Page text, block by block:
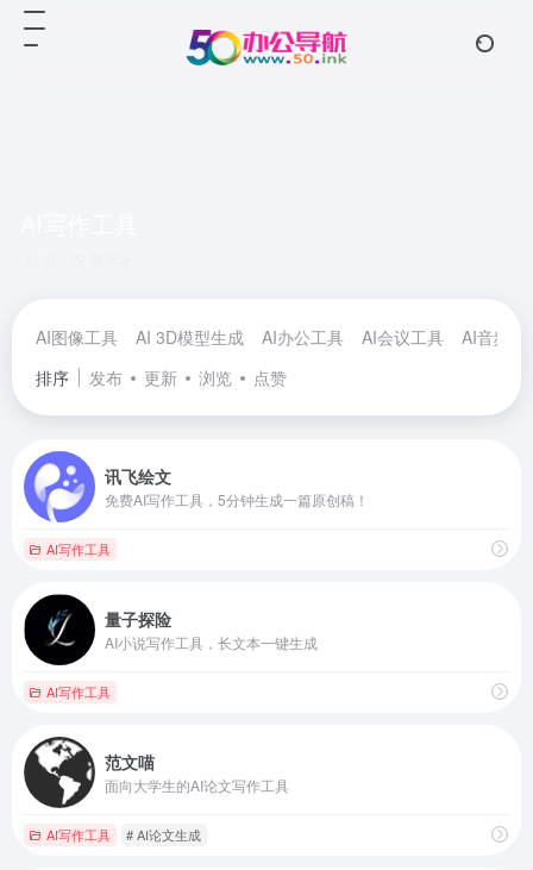
AI图像工具 AI 3D模型生成 AI办公工具 AI会议工具
AI音频工
排序
发布 更新 浏览 点赞
讯飞绘文
免费AI写作工具，5分钟生成一篇原创稿！
AI写作工具
量子探险
AI小说写作工具，长文本一键生成
AI写作工具
范文喵
面向大学生的AI论文写作工具
AI写作工具 # AI论文生成